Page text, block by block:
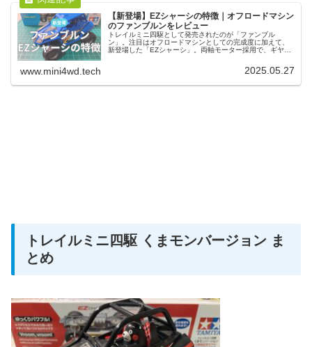
【新登場】EZシャーシの特徴｜オフロードマシン
のファンブルンをレビュー
トレイルミニ四駆として発売されたのが「ファンブル
ン」。注目はオフロードマシンとしての完成度に加えて、
新登場した「EZシャーシ」。両軸モーター採用で、ギヤ比
せられるのもこれまでと違った魅力になっています。
www.mini4wd.tech 2025.05.27
トレイルミニ四駆 くまモンバージョン ま
とめ